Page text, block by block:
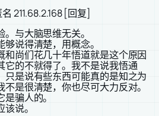
211.68.2.168 [回复]
与大脑思维无关。
说得清楚，用概念。
和尚们花几十年悟道就是这个原因
它的不就得了。我不是说我悟通
只是说有些东西可能真的是知之为
是很清楚，你也尽可大力反对。
骗人的。
说。